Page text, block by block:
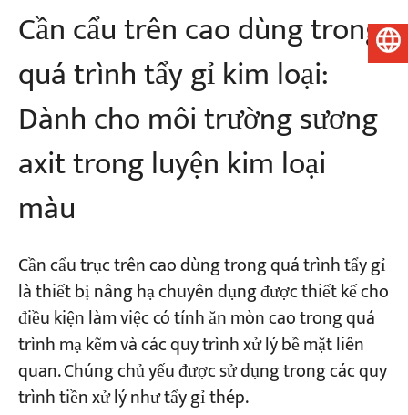
Cần cẩu trên cao dùng trong
quá trình tẩy gỉ kim loại:
Dành cho môi trường sương
axit trong luyện kim loại
màu
Cần cẩu trục trên cao dùng trong quá trình tẩy gỉ
là thiết bị nâng hạ chuyên dụng được thiết kế cho
điều kiện làm việc có tính ăn mòn cao trong quá
trình mạ kẽm và các quy trình xử lý bề mặt liên
quan. Chúng chủ yếu được sử dụng trong các quy
trình tiền xử lý như tẩy gỉ thép.
Tiếng Việt